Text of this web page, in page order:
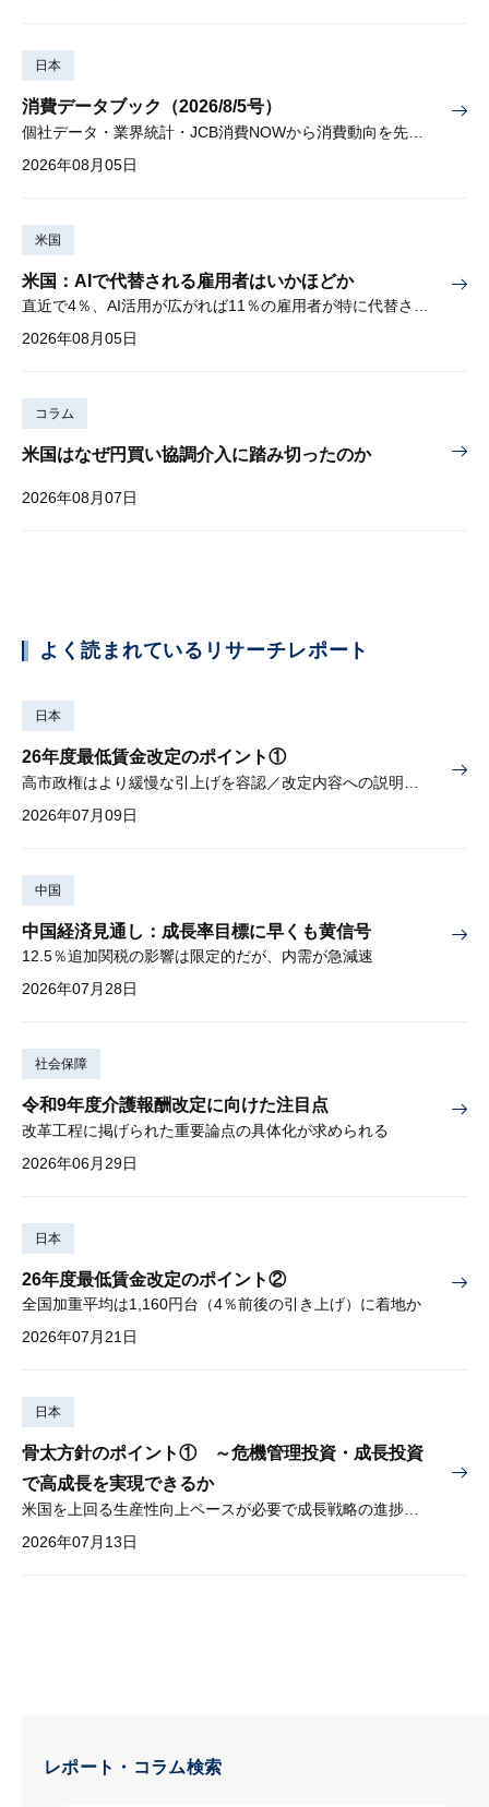
日本
消費データブック（2026/8/5号）
2026年08月05日
米国
米国：AIで代替される雇用者はいかほどか
直近で4％、AI活用が広がれば11％の雇用者が特に代替されやすい
2026年08月05日
コラム
米国はなぜ円買い協調介入に踏み切ったのか
2026年08月07日
よく読まれているリサーチレポート
日本
26年度最低賃金改定のポイント①
2026年07月09日
中国
中国経済見通し：成長率目標に早くも黄信号
12.5％追加関税の影響は限定的だが、内需が急減速
2026年07月28日
社会保障
令和9年度介護報酬改定に向けた注目点
改革工程に掲げられた重要論点の具体化が求められる
2026年06月29日
日本
26年度最低賃金改定のポイント②
全国加重平均は1,160円台（4％前後の引き上げ）に着地か
2026年07月21日
日本
骨太方針のポイント① ～危機管理投資・成長投資
で高成長を実現できるか
2026年07月13日
レポート・コラム検索